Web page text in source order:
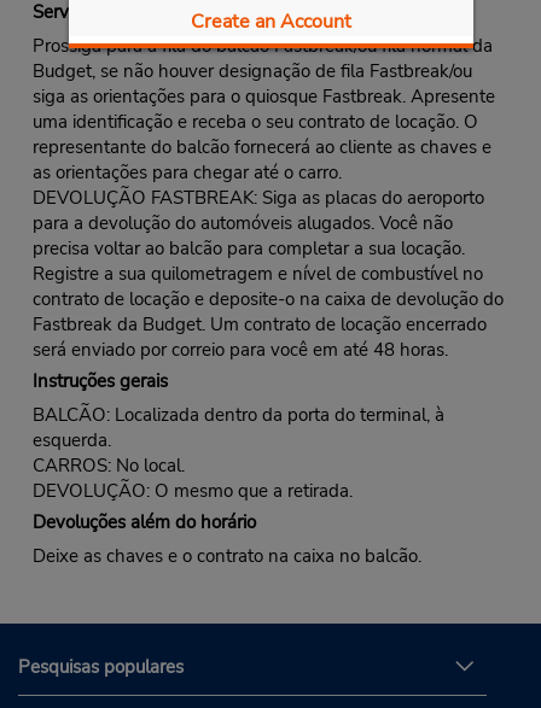
Create an Account
Serviço Fastbreak
Prossiga para a fila do balcão Fastbreak/ou fila normal da
Budget, se não houver designação de fila Fastbreak/ou
siga as orientações para o quiosque Fastbreak. Apresente
uma identificação e receba o seu contrato de locação. O
representante do balcão fornecerá ao cliente as chaves e
as orientações para chegar até o carro.
DEVOLUÇÃO FASTBREAK: Siga as placas do aeroporto
para a devolução do automóveis alugados. Você não
precisa voltar ao balcão para completar a sua locação.
Registre a sua quilometragem e nível de combustível no
contrato de locação e deposite-o na caixa de devolução do
Fastbreak da Budget. Um contrato de locação encerrado
será enviado por correio para você em até 48 horas.
Instruções gerais
BALCÃO: Localizada dentro da porta do terminal, à
esquerda.
CARROS: No local.
DEVOLUÇÃO: O mesmo que a retirada.
Devoluções além do horário
Deixe as chaves e o contrato na caixa no balcão.
Pesquisas populares